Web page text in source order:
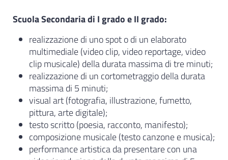
Scuola Secondaria di I grado e II grado:
realizzazione di uno spot o di un elaborato
multimediale (video clip, video reportage, video
clip musicale) della durata massima di tre minuti;
realizzazione di un cortometraggio della durata
massima di 5 minuti;
visual art (fotografia, illustrazione, fumetto,
pittura, arte digitale);
testo scritto (poesia, racconto, manifesto);
composizione musicale (testo canzone e musica);
performance artistica da presentare con una